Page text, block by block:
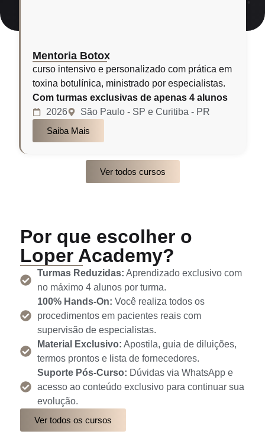
Mentoria Botox
curso intensivo e personalizado com prática em
toxina botulínica, ministrado por especialistas.
Com turmas exclusivas de apenas 4 alunos
2026
São Paulo - SP e Curitiba - PR
Saiba Mais
Ver todos cursos
Por que escolher o
Loper Academy?
Turmas Reduzidas: Aprendizado exclusivo com
no máximo 4 alunos por turma.
100% Hands-On: Você realiza todos os
procedimentos em pacientes reais com
supervisão de especialistas.
Material Exclusivo: Apostila, guia de diluições,
termos prontos e lista de fornecedores.
Suporte Pós-Curso: Dúvidas via WhatsApp e
acesso ao conteúdo exclusivo para continuar sua
evolução.
Ver todos os cursos